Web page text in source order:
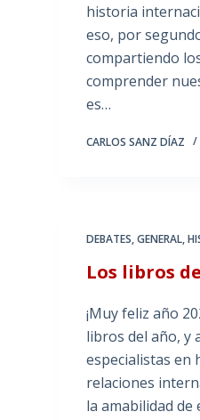
historia
eso, por
compartiendo
comprender
es…
CARLOS SANZ DÍAZ
DEBATES,GENERAL,
Los libros
¡Muy feliz año
libros del año, y
especialistas en
relaciones
la amabilidad